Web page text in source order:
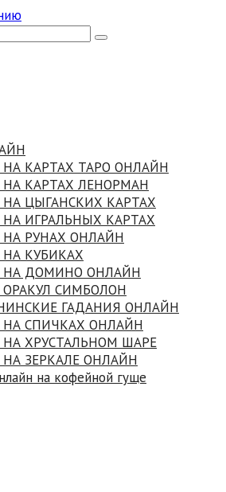
КАРТАХ ТАРО ОНЛАЙН
КАРТАХ ЛЕНОРМАН
ЦЫГАНСКИХ КАРТАХ
ИГРАЛЬНЫХ КАРТАХ
РУНАХ ОНЛАЙН
КУБИКАХ
НА ДОМИНО ОНЛАЙН
СИМБОЛОН
ГАДАНИЯ ОНЛАЙН
НА СПИЧКАХ ОНЛАЙН
ХРУСТАЛЬНОМ ШАРЕ
ЗЕРКАЛЕ ОНЛАЙН
на кофейной гуще